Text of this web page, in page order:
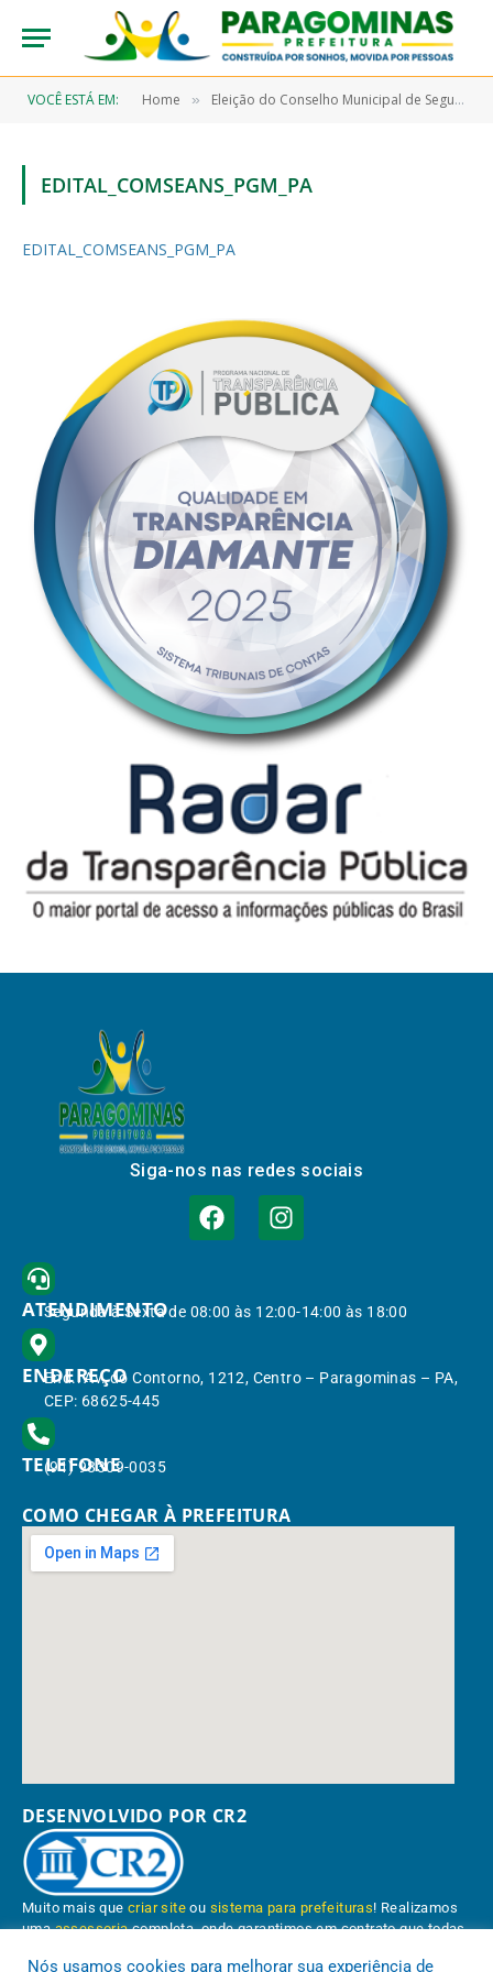
VOCÊ ESTÁ EM: Home » Eleição do Conselho Municipal de Segurança Alimentar Nutrição e Sustentável
EDITAL_COMSEANS_PGM_PA
EDITAL_COMSEANS_PGM_PA
Siga-nos nas redes sociais
ATENDIMENTO
Segunda à Sexta de 08:00 às 12:00-14:00 às 18:00
ENDEREÇO
End.: Av. do Contorno, 1212, Centro – Paragominas – PA,
CEP: 68625-445
TELEFONE
(91) 98309-0035
COMO CHEGAR À PREFEITURA
DESENVOLVIDO POR CR2
Muito mais quecriar site ou sistema para prefeituras! Realizamos
umaassessoriacompleta, onde garantimos em contrato que todas
Nós usamos cookies para melhorar sua experiência de